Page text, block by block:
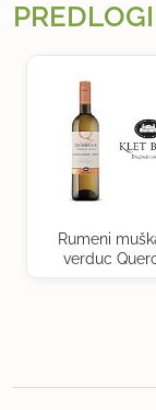
Rumeni
verduc